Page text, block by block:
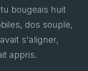
bougeais huit
dos souple,
s'aligner,
appris.